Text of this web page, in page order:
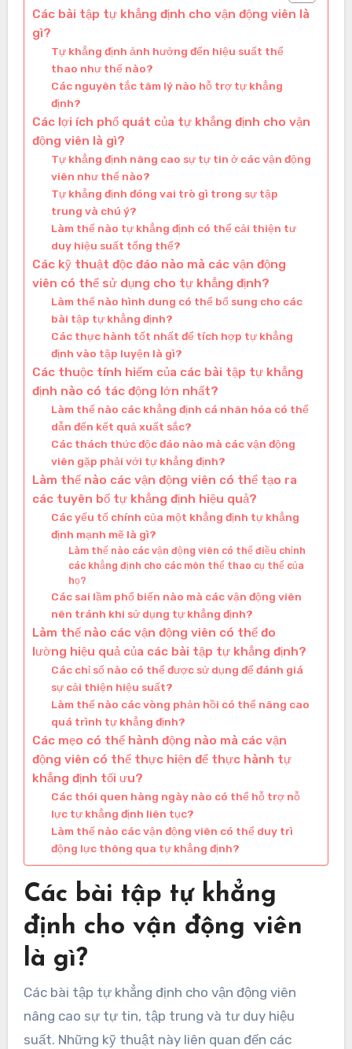
Các bài tập tự khẳng định cho vận động viên là
gì?
Tự khẳng định ảnh hưởng đến hiệu suất thể
thao như thế nào?
Các nguyên tắc tâm lý nào hỗ trợ tự khẳng
định?
Các lợi ích phổ quát của tự khẳng định cho vận
động viên là gì?
Tự khẳng định nâng cao sự tự tin ở các vận động
viên như thế nào?
Tự khẳng định đóng vai trò gì trong sự tập
trung và chú ý?
Làm thế nào tự khẳng định có thể cải thiện tư
duy hiệu suất tổng thể?
Các kỹ thuật độc đáo nào mà các vận động
viên có thể sử dụng cho tự khẳng định?
Làm thế nào hình dung có thể bổ sung cho các
bài tập tự khẳng định?
Các thực hành tốt nhất để tích hợp tự khẳng
định vào tập luyện là gì?
Các thuộc tính hiếm của các bài tập tự khẳng
định nào có tác động lớn nhất?
Làm thế nào các khẳng định cá nhân hóa có thể
dẫn đến kết quả xuất sắc?
Các thách thức độc đáo nào mà các vận động
viên gặp phải với tự khẳng định?
Làm thế nào các vận động viên có thể tạo ra
các tuyên bố tự khẳng định hiệu quả?
Các yếu tố chính của một khẳng định tự khẳng
định mạnh mẽ là gì?
Làm thế nào các vận động viên có thể điều chỉnh
các khẳng định cho các môn thể thao cụ thể của
họ?
Các sai lầm phổ biến nào mà các vận động viên
nên tránh khi sử dụng tự khẳng định?
Làm thế nào các vận động viên có thể đo
lường hiệu quả của các bài tập tự khẳng định?
Các chỉ số nào có thể được sử dụng để đánh giá
sự cải thiện hiệu suất?
Làm thế nào các vòng phản hồi có thể nâng cao
quá trình tự khẳng định?
Các mẹo có thể hành động nào mà các vận
động viên có thể thực hiện để thực hành tự
khẳng định tối ưu?
Các thói quen hàng ngày nào có thể hỗ trợ nỗ
lực tự khẳng định liên tục?
Làm thế nào các vận động viên có thể duy trì
động lực thông qua tự khẳng định?
Các bài tập tự khẳng
định cho vận động viên
là gì?
Các bài tập tự khẳng định cho vận động viên
nâng cao sự tự tin, tập trung và tư duy hiệu
suất. Những kỹ thuật này liên quan đến các